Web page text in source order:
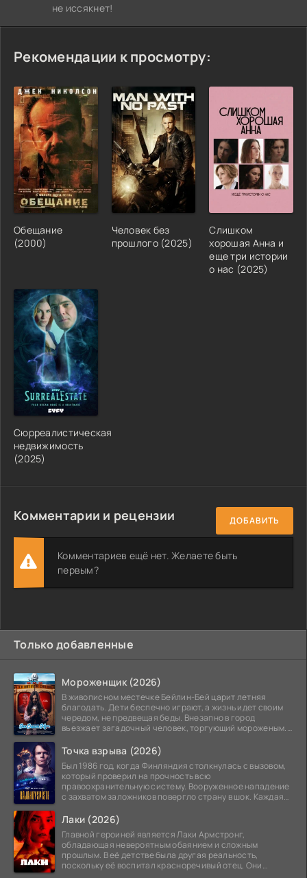
не иссякнет!
Рекомендации к просмотру:
Обещание
(2000)
Человек без
прошлого (2025)
Слишком
хорошая Анна и
еще три истории
о нас (2025)
Сюрреалистическая
недвижимость
(2025)
Комментарии и рецензии ДОБАВИТЬ
Комментариев ещё нет. Желаете быть
первым?
Только добавленные
Мороженщик (2026)
В живописном местечке Бейлин-Бей царит летняя
благодать. Дети беспечно играют, а жизнь идет своим
чередом, не предвещая беды. Внезапно в город
въезжает загадочный человек, торгующий мороженым.
Точка взрыва (2026)
Был 1986 год, когда Финляндия столкнулась с вызовом,
который проверил на прочность всю
правоохранительную систему. Вооруженное нападение
с захватом заложников повергло страну в шок. Каждая
Лаки (2026)
Главной героиней является Лаки Армстронг,
обладающая невероятным обаянием и сложным
прошлым. В её детстве была другая реальность,
поскольку её воспитал красноречивый отец. Они